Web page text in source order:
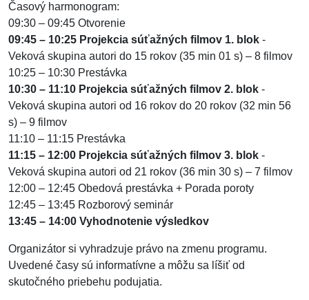
Časový harmonogram:
09:30 – 09:45 Otvorenie
09:45 – 10:25 Projekcia súťažných filmov 1. blok -
Veková skupina autori do 15 rokov (35 min 01 s) – 8 filmov
10:25 – 10:30 Prestávka
10:30 – 11:10 Projekcia súťažných filmov 2. blok -
Veková skupina autori od 16 rokov do 20 rokov (32 min 56
s) – 9 filmov
11:10 – 11:15 Prestávka
11:15 – 12:00 Projekcia súťažných filmov 3. blok -
Veková skupina autori od 21 rokov (36 min 30 s) – 7 filmov
12:00 – 12:45 Obedová prestávka + Porada poroty
12:45 – 13:45 Rozborový seminár
13:45 – 14:00 Vyhodnotenie výsledkov
Organizátor si vyhradzuje právo na zmenu programu.
Uvedené časy sú informatívne a môžu sa líšiť od
skutočného priebehu podujatia.